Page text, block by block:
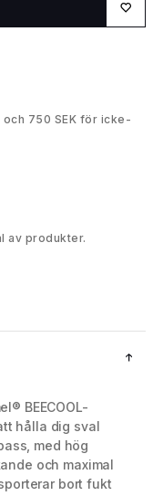
750 SEK för icke-
av produkter.
BEECOOL-
hålla dig sval
med hög
och maximal
bort fukt